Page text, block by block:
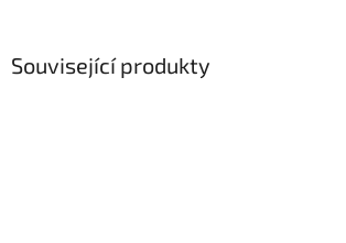
Související produkty